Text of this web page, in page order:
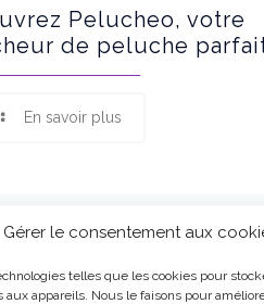
Gérer le consentement aux
telles que les cookies pour
aux appareils. Nous le faisons pour
Pelucheo, votre
de peluche
En savoir plus